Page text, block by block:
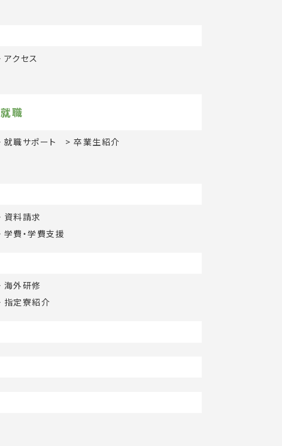
アクセス
就職
就職サポート 卒業生紹介
資料請求
学費・学費支援
海外研修
指定寮紹介